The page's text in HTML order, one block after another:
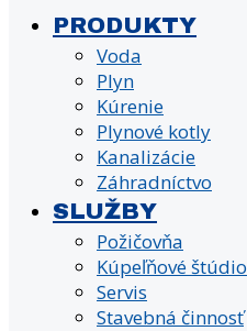
PRODUKTY
Voda
Plyn
Kúrenie
Plynové kotly
Kanalizácie
Záhradníctvo
SLUŽBY
Požičovňa
Kúpeľňové štúdio
Servis
Stavebná činnosť